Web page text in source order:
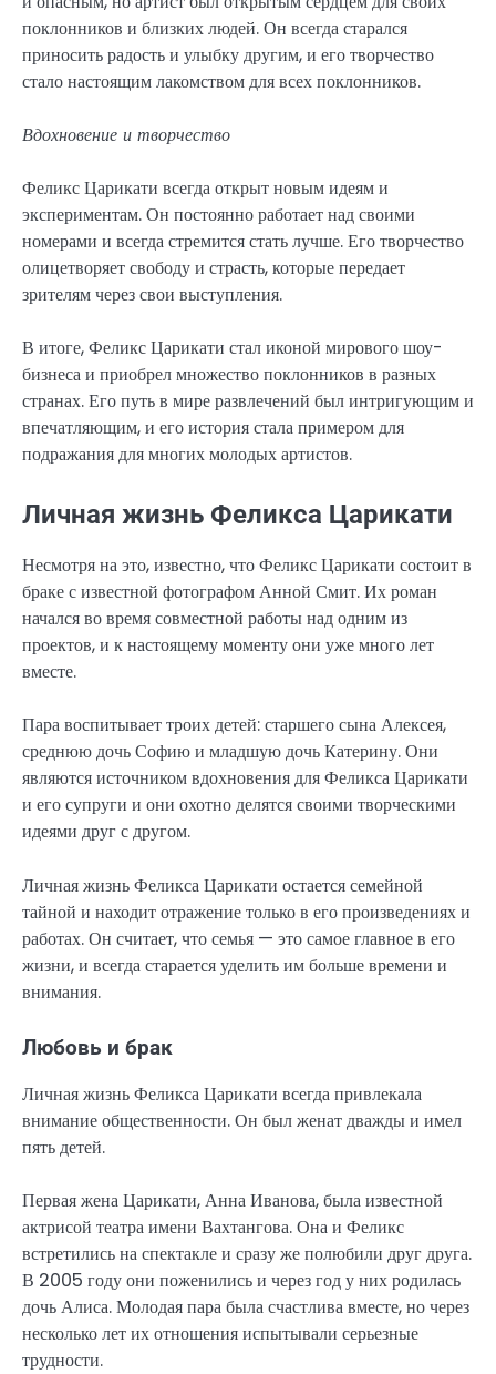
поклонников и близких людей. Он всегда старался
приносить радость и улыбку другим, и его творчество
стало настоящим лакомством для всех поклонников.
Вдохновение и творчество
Феликс Царикати всегда открыт новым идеям и
экспериментам. Он постоянно работает над своими
номерами и всегда стремится стать лучше. Его творчество
олицетворяет свободу и страсть, которые передает
зрителям через свои выступления.
В итоге, Феликс Царикати стал иконой мирового шоу-
бизнеса и приобрел множество поклонников в разных
странах. Его путь в мире развлечений был интригующим и
впечатляющим, и его история стала примером для
подражания для многих молодых артистов.
Личная жизнь Феликса Царикати
Несмотря на это, известно, что Феликс Царикати состоит в
браке с известной фотографом Анной Смит. Их роман
начался во время совместной работы над одним из
проектов, и к настоящему моменту они уже много лет
вместе.
Пара воспитывает троих детей: старшего сына Алексея,
среднюю дочь Софию и младшую дочь Катерину. Они
являются источником вдохновения для Феликса Царикати
и его супруги и они охотно делятся своими творческими
идеями друг с другом.
Личная жизнь Феликса Царикати остается семейной
тайной и находит отражение только в его произведениях и
работах. Он считает, что семья — это самое главное в его
жизни, и всегда старается уделить им больше времени и
внимания.
Любовь и брак
Личная жизнь Феликса Царикати всегда привлекала
внимание общественности. Он был женат дважды и имел
пять детей.
Первая жена Царикати, Анна Иванова, была известной
актрисой театра имени Вахтангова. Она и Феликс
встретились на спектакле и сразу же полюбили друг друга.
В 2005 году они поженились и через год у них родилась
дочь Алиса. Молодая пара была счастлива вместе, но через
несколько лет их отношения испытывали серьезные
трудности.